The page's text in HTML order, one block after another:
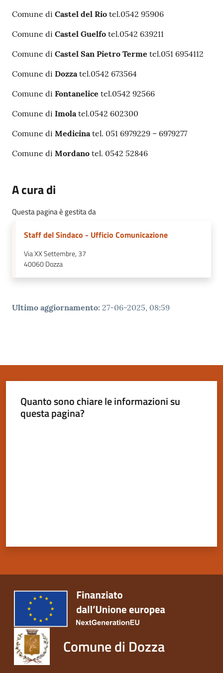
Comune di Castel del Rio tel.0542 95906
Comune di Castel Guelfo tel.0542 639211
Comune di Castel San Pietro Terme tel.051 6954112
Comune di Dozzatel.0542 673564
Comune di Fontanelice tel.0542 92566
Comune di Imolatel.0542 602300
Comune di Medicinatel. 051 6979229 – 6979277
Comune di Mordano tel. 0542 52846
A cura di
Questa pagina è gestita da
Staff del Sindaco - Ufficio Comunicazione
Via XX Settembre, 37
40060Dozza
Ultimo aggiornamento: 27-06-2025, 08:59
Quanto sono chiare le informazioni su
questa pagina?
Comune di Dozza